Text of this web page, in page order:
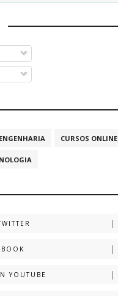
ENGENHARIA CURSOS ONLINE
YOUTUBE